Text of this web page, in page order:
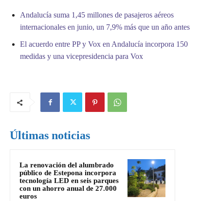
Andalucía suma 1,45 millones de pasajeros aéreos
internacionales en junio, un 7,9% más que un año antes
El acuerdo entre PP y Vox en Andalucía incorpora 150
medidas y una vicepresidencia para Vox
Últimas noticias
La renovación del alumbrado
público de Estepona incorpora
tecnología LED en seis parques
con un ahorro anual de 27.000
euros